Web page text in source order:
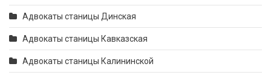
Адвокаты станицы Динская
Адвокаты станицы Кавказская
Адвокаты станицы Калининской